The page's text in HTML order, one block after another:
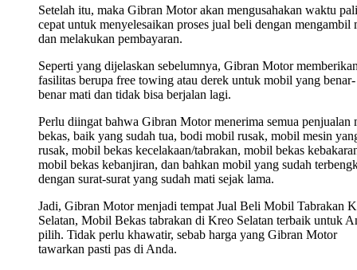
Setelah itu, maka Gibran Motor akan mengusahakan waktu
cepat untuk menyelesaikan proses jual beli dengan mengambil
dan melakukan pembayaran.
Seperti yang dijelaskan sebelumnya, Gibran Motor
fasilitas berupa free towing atau derek untuk mobil yang benar-
benar mati dan tidak bisa berjalan lagi.
Perlu diingat bahwa Gibran Motor menerima semua penjualan
bekas, baik yang sudah tua, bodi mobil rusak, mobil mesin
rusak, mobil bekas kecelakaan/tabrakan, mobil bekas
mobil bekas kebanjiran, dan bahkan mobil yang sudah
dengan surat-surat yang sudah mati sejak lama.
Jadi, Gibran Motor menjadi tempat Jual Beli Mobil Tabrakan
Selatan, Mobil Bekas tabrakan di Kreo Selatan terbaik untuk
pilih. Tidak perlu khawatir, sebab harga yang Gibran Motor
tawarkan pasti pas di Anda.